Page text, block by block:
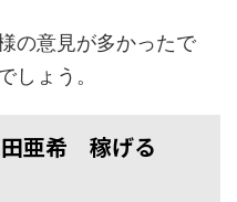
の意見が多かったで
しょう。
田亜希 稼げる